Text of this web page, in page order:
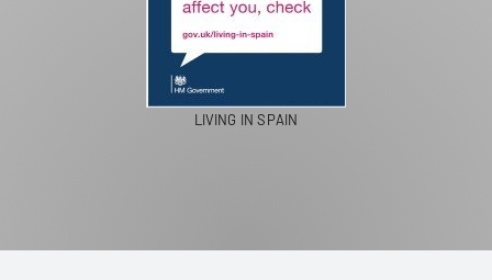
LIVING IN SPAIN